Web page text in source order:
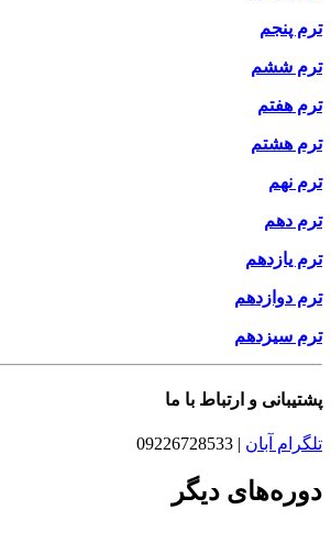
ترم پنجم
ترم ششم
ترم هفتم
ترم هشتم
ترم نهم
ترم دهم
ترم یازدهم
ترم دوازدهم
ترم سیزدهم
پشتیبانی و ارتباط با ما
تلگرام آبان | 09226728533
دوره‌های دیگر